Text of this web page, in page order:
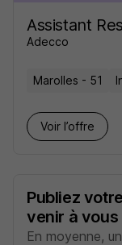
Assistant
Adecco
Marolles - 51
Voir l’offre
Publiez
venir à vous
En moyenne,